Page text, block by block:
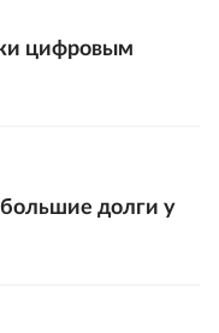
цифровым
большие долги у